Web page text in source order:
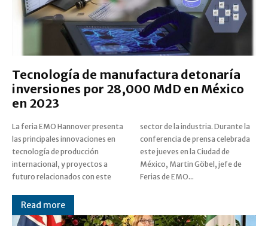
Tecnología de manufactura detonaría
inversiones por 28,000 MdD en México
en 2023
La feria EMO Hannover presenta
las principales innovaciones en
tecnología de producción
internacional, y proyectos a
futuro relacionados con este
sector de la industria. Durante la
conferencia de prensa celebrada
este jueves en la Ciudad de
México, Martin Göbel, jefe de
Ferias de EMO...
Read more